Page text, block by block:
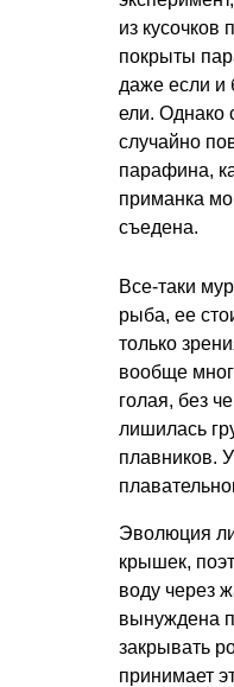
из кусочков
покрыты
даже если и
ели. Однако
случайно
парафина,
приманка
съедена.
Все-таки
рыба, ее
только
вообще
голая, без
лишилась
плавников.
Эволюция
крышек,
воду через
вынуждена
закрывать
принимает